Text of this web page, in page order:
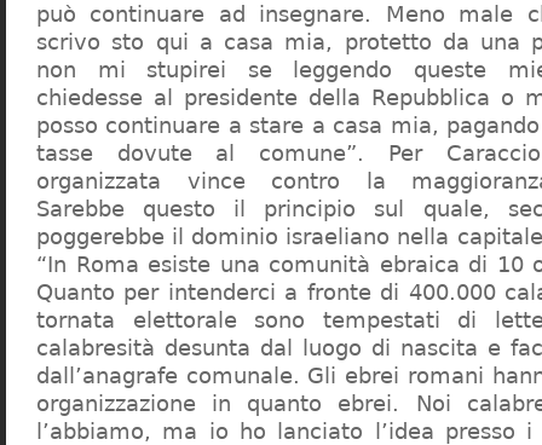
può continuare ad insegnare. Meno male
scrivo sto qui a casa mia, protetto da una
non mi stupirei se leggendo queste
chiedesse al presidente della Repubblica o
posso continuare a stare a casa mia,
tasse dovute al comune”. Per
organizzata vince contro la
Sarebbe questo il principio sul quale,
poggerebbe il dominio israeliano nella
“In Roma esiste una comunità ebraica di 10
Quanto per intenderci a fronte di 400.000
tornata elettorale sono tempestati di
calabresità desunta dal luogo di nascita e
dall’anagrafe comunale. Gli ebrei romani
organizzazione in quanto ebrei. Noi
l’abbiamo, ma io ho lanciato l’idea presso